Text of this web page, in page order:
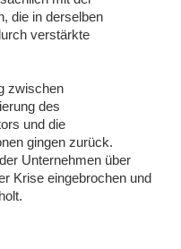
die in derselben
verstärkte
zwischen
des
und die
gingen zurück.
Unternehmen über
Krise eingebrochen und